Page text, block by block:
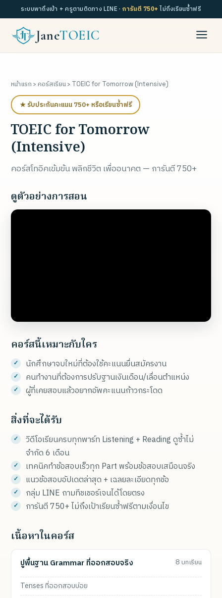
ระบบพาถึงเป้า + ครูตามติดทาง LINE · การันตี 750+ ไม่ถึงเรียนซ้ำฟรี
JaneTOEIC
หน้าแรก › คอร์สเรียน› TOEIC for Tomorrow (Intensive)
★ รับประกันคะแนน 750+ หรือเรียนซ้ำฟรี
TOEIC for Tomorrow
(Intensive)
คอร์สโทอิคเข้มข้น พลิกชีวิต เพื่ออนาคต — การันตี 750+
ดูตัวอย่างการสอน
คอร์สนี้เหมาะกับใคร
นักศึกษาจบใหม่ที่ต้องใช้คะแนนยื่นสมัครงาน
คนทำงานที่ต้องการปรับฐานเงินเดือน/เลื่อนตำแหน่ง
ผู้ที่เคยสอบแล้วอยากอัพคะแนนก้าวกระโดด
สิ่งที่จะได้รับ
วิดีโอเรียนครบทุกพาร์ท Listening + Reading ดูซ้ำไม่
จำกัด 6 เดือน
เทคนิคทำข้อสอบเร็วทุก Part พร้อมข้อสอบเสมือนจริง
แนวข้อสอบอัปเดตล่าสุด + เฉลยละเอียดทุกข้อ
กลุ่ม LINE ถามทีชเชอร์เจนได้โดยตรง
การันตี 750+ ไม่ถึงเป้าเรียนซ้ำฟรีตามเงื่อนไข
เนื้อหาในคอร์ส
ปูพื้นฐาน Grammar ที่ออกสอบจริง 8 บทเรียน
Tenses ที่ออกสอบบ่อย